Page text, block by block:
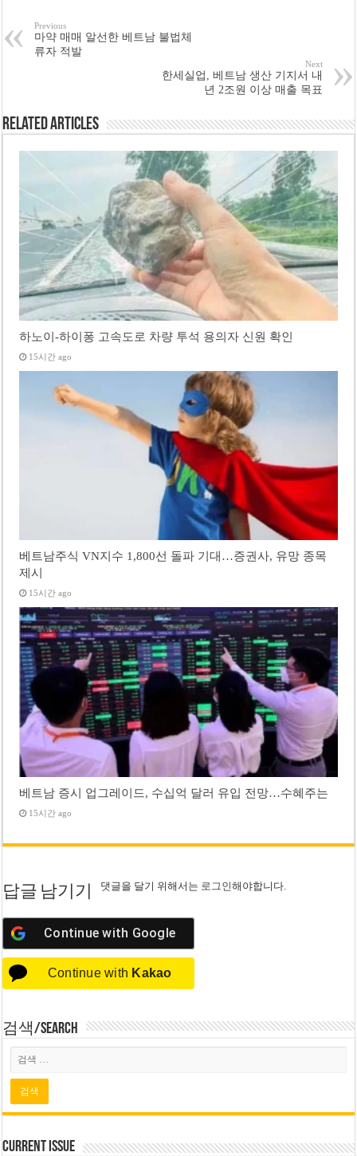
Previous
마약 매매 알선한 베트남 불법체
류자 적발
Next
한세실업, 베트남 생산 기지서 내
년 2조원 이상 매출 목표
Related Articles
하노이-하이퐁 고속도로 차량 투석 용의자 신원 확인
15시간 ago
베트남주식 VN지수 1,800선 돌파 기대…증권사, 유망 종목
제시
15시간 ago
베트남 증시 업그레이드, 수십억 달러 유입 전망…수혜주는
15시간 ago
답글 남기기 댓글을 달기 위해서는 로그인해야합니다.
Continue with Google
Continue with Kakao
검색/Search
Current Issue